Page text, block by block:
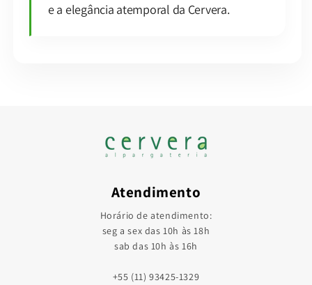
e a elegância atemporal da Cervera.
Atendimento
Horário de atendimento:
seg a sex das 10h às 18h
sab das 10h às 16h
+55 (11) 93425-1329